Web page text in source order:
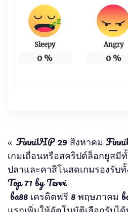
Sleepy
0 %
Angry
0%
« FinniVIP 29 สิงหาคม
เกมเถื่อนหรือสคริปต์ล็อกยูสมี
ปลาและคาสิโนสดเกมรองรับ
Top 71 by Terri
ba88 เครดิตฟรี 8 พฤษภาคม